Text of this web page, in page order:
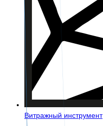
Витражный инструмент